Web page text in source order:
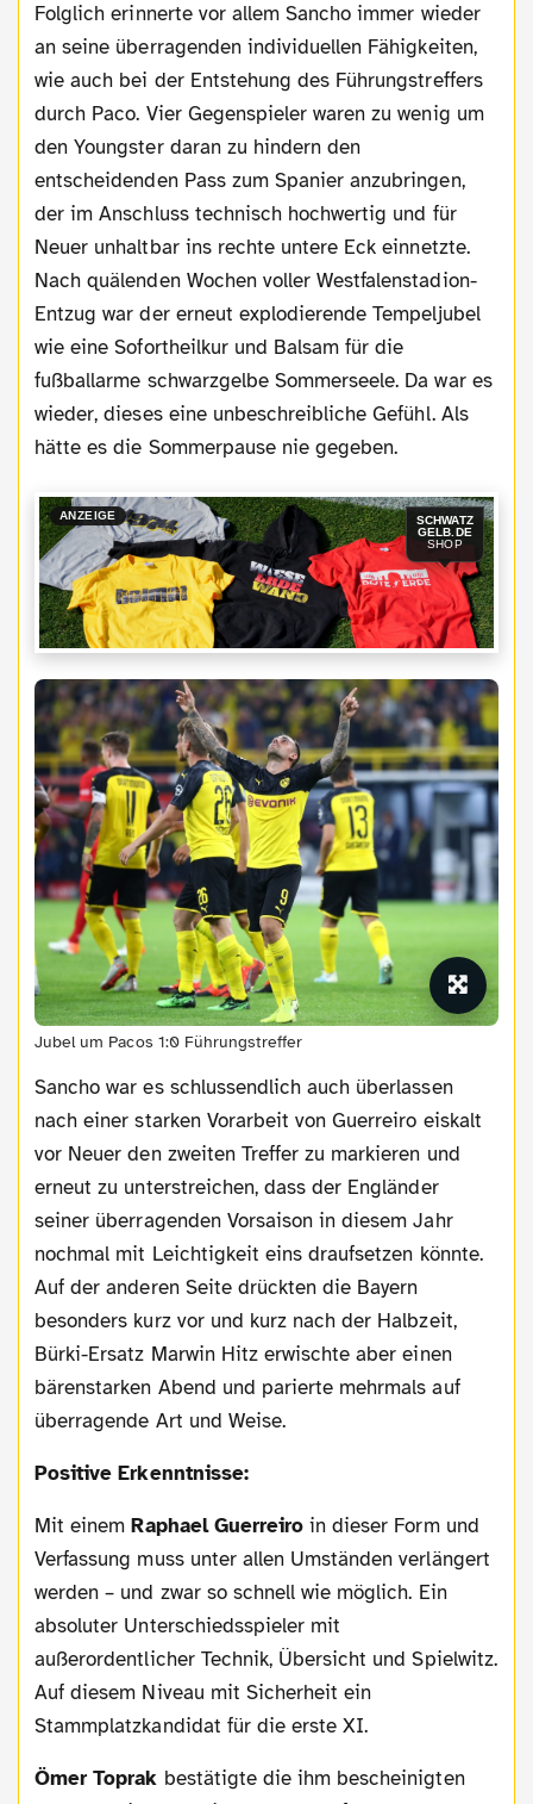
Folglich erinnerte vor allem Sancho immer wieder
an seine überragenden individuellen Fähigkeiten,
wie auch bei der Entstehung des Führungstreffers
durch Paco. Vier Gegenspieler waren zu wenig um
den Youngster daran zu hindern den
entscheidenden Pass zum Spanier anzubringen,
der im Anschluss technisch hochwertig und für
Neuer unhaltbar ins rechte untere Eck einnetzte.
Nach quälenden Wochen voller Westfalenstadion-
Entzug war der erneut explodierende Tempeljubel
wie eine Sofortheilkur und Balsam für die
fußballarme schwarzgelbe Sommerseele. Da war es
wieder, dieses eine unbeschreibliche Gefühl. Als
hätte es die Sommerpause nie gegeben.
ANZEIGE
SCHWATZ
GELB.DE
SHOP
Jubel um Pacos 1:0 Führungstreffer
Sancho war es schlussendlich auch überlassen
nach einer starken Vorarbeit von Guerreiro eiskalt
vor Neuer den zweiten Treffer zu markieren und
erneut zu unterstreichen, dass der Engländer
seiner überragenden Vorsaison in diesem Jahr
nochmal mit Leichtigkeit eins draufsetzen könnte.
Auf der anderen Seite drückten die Bayern
besonders kurz vor und kurz nach der Halbzeit,
Bürki-Ersatz Marwin Hitz erwischte aber einen
bärenstarken Abend und parierte mehrmals auf
überragende Art und Weise.
Positive Erkenntnisse:
Mit einemRaphael Guerreiro in dieser Form und
Verfassung muss unter allen Umständen verlängert
werden – und zwar so schnell wie möglich. Ein
absoluter Unterschiedsspieler mit
außerordentlicher Technik, Übersicht und Spielwitz.
Auf diesem Niveau mit Sicherheit ein
Stammplatzkandidat für die erste XI.
Ömer Toprak bestätigte die ihm bescheinigten